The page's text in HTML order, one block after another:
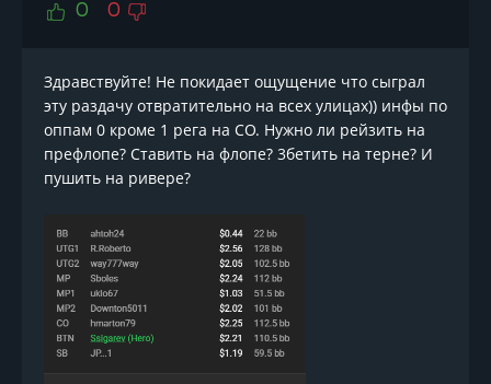
0 0
Здравствуйте! Не покидает ощущение что сыграл
эту раздачу отвратительно на всех улицах)) инфы по
оппам 0 кроме 1 рега на СО. Нужно ли рейзить на
префлопе? Ставить на флопе? 3бетить на терне? И
пушить на ривере?